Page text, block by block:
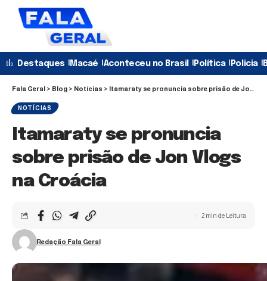
Destaques Macaé Aconteceu no Brasil Política Policia
Fala Geral > Blog > Notícias > Itamaraty se pronuncia sobre prisão de Jon Vlogs na Croácia
NOTÍCIAS
Itamaraty se pronuncia
sobre prisão de Jon Vlogs
na Croácia
Redação Fala Geral
2 min de Leitura